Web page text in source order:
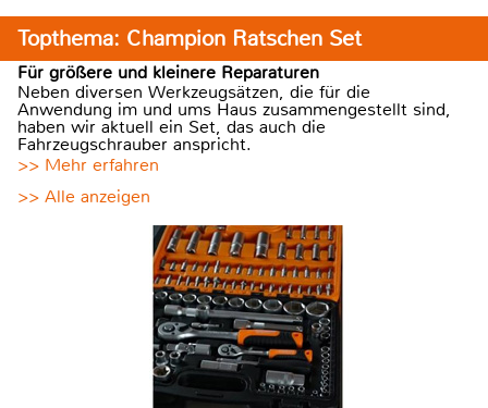
Topthema: Champion Ratschen Set
Für größere und kleinere Reparaturen
Neben diversen Werkzeugsätzen, die für die
Anwendung im und ums Haus zusammengestellt sind,
haben wir aktuell ein Set, das auch die
Fahrzeugschrauber anspricht.
>> Mehr erfahren
>> Alle anzeigen